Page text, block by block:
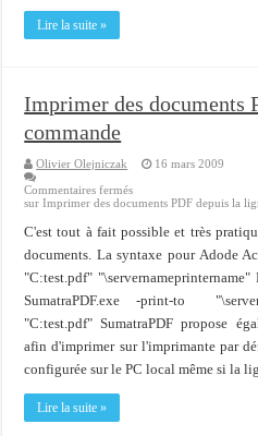
Lire la suite »
Imprimer des documents
commande
Olivier Olejniczak
16 mars 2009
Commentaires fermés
sur Imprimer des documents PDF depuis la
C'est tout à fait possible et très
documents. La syntaxe pour Adode
"C:test.pdf"
SumatraPDF.exe -print-to
"C:test.pdf" SumatraPDF propose
afin d'imprimer sur l'imprimante par
configurée sur le PC local même si la
Lire la suite »